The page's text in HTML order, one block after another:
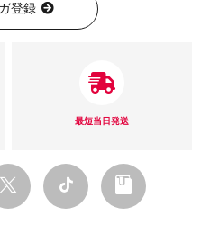
登録
最短当日発送